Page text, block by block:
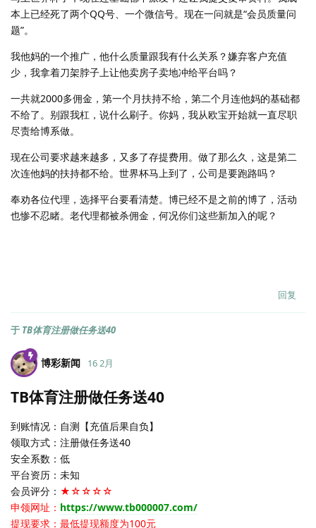
本上已经死了两个QQ号、一个微信号。现在一问就是“会员质量问
题”。
我他妈的一个推广，他什么质量跟我有什么关系？嫌弃客户充值
少，我拿着刀架脖子上让他卖房子卖地冲给平台吗？
一共就2000多佣金，第一个月扶持不给，第二个月连他妈的基础都
不给了。别跟我杠，说什么刷子。你妈，我从欧宝开始就一直尽职
尽责给博系做。
现在公司要求越来越多，又多了存提费用。做了那么久，这是第二
次连他妈的扶持都不给。世界杯马上到了，公司是要跑路吗？
奉劝各位代理，选择平台要看清楚。博已经不是之前的博了，活动
也惨不忍睹。老代理都被杀佣金，何况你们这些新加入的呢？
回复
于 TB体育注册做任务送40
博彩新闻 16 2月
TB体育注册做任务送40
到账情况：自测【充值后果自负】
领取方式：注册做任务送40
安全系数：低
平台资历：未知
会员评分： ★☆☆☆☆
申领网址： https://www.tb000007.com/
提现要求：最低提现额度为100元